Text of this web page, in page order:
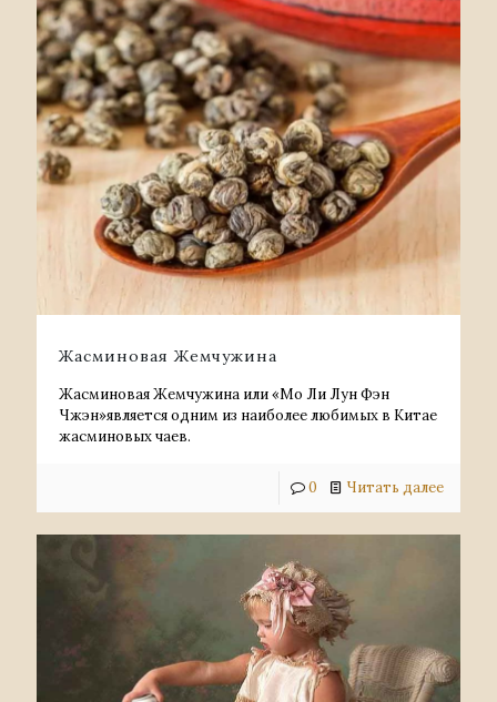
Жасминовая Жемчужина
Жасминовая Жемчужина или «Мо Ли Лун Фэн
Чжэн»является одним из наиболее любимых в Китае
жасминовых чаев.
0 Читать далее